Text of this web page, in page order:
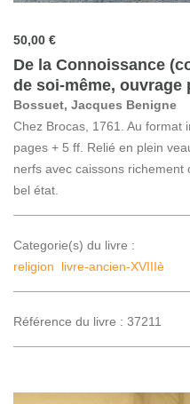
50,00 €
De la Connoissance
de soi-même, ouvrage
Bossuet, Jacques Benigne
Chez Brocas, 1761. Au format
pages + 5 ff. Relié en plein
nerfs avec caissons
bel état.
Categorie(s) du livre :
religion
livre-ancien-XVIIIè
Référence du livre : 37211